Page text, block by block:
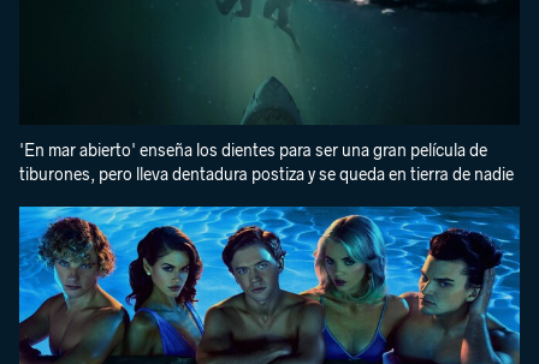
'En mar abierto' enseña los dientes para ser una gran película de
tiburones, pero lleva dentadura postiza y se queda en tierra de nadie